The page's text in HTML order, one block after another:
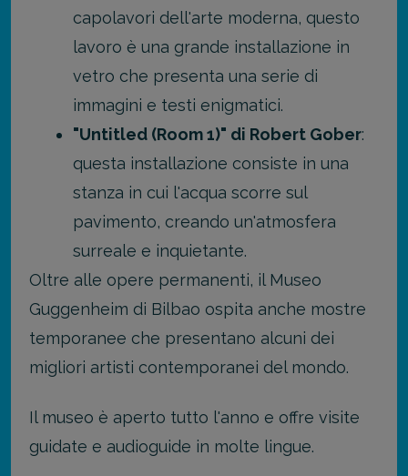
capolavori dell'arte moderna, questo
lavoro è una grande installazione in
vetro che presenta una serie di
immagini e testi enigmatici.
"Untitled (Room 1)" di Robert Gober:
questa installazione consiste in una
stanza in cui l'acqua scorre sul
pavimento, creando un'atmosfera
surreale e inquietante.
Oltre alle opere permanenti, il Museo
Guggenheim di Bilbao ospita anche mostre
temporanee che presentano alcuni dei
migliori artisti contemporanei del mondo.
Il museo è aperto tutto l'anno e offre visite
guidate e audioguide in molte lingue.